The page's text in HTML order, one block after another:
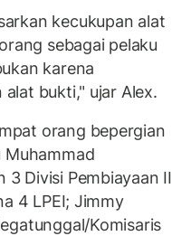
kecukupan alat
sebagai pelaku
karena
bukti," ujar Alex.
orang bepergian
Muhammad
3 Divisi Pembiayaan II
4 LPEI; Jimmy
Komisaris